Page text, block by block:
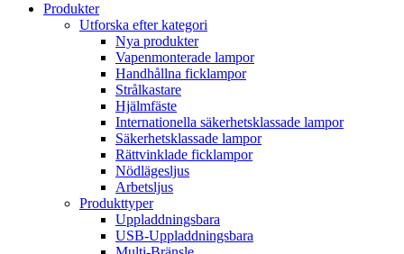
Produkter
Utforska efter kategori
Nya produkter
Vapenmonterade lampor
Handhållna ficklampor
Strålkastare
Hjälmfäste
Internationella säkerhetsklassade lampor
Säkerhetsklassade lampor
Rättvinklade ficklampor
Nödlägesljus
Arbetsljus
Produkttyper
Uppladdningsbara
USB-Uppladdningsbara